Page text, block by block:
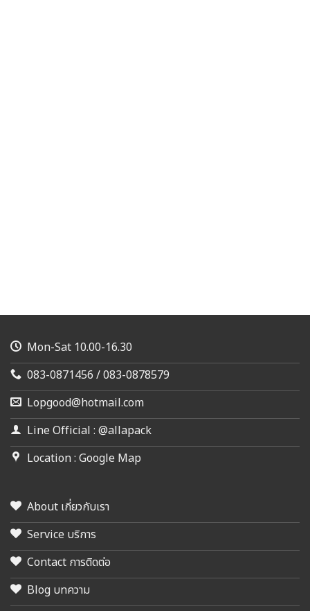
Mon-Sat 10.00-16.30
083-0871456 / 083-0878579
Lopgood@hotmail.com
Line Official : @allapack
Location : Google Map
About เกี่ยวกับเรา
Service บริการ
Contact การติดต่อ
Blog บทความ